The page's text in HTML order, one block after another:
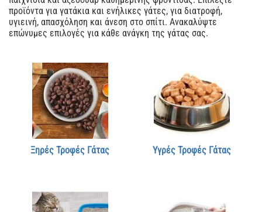
προϊόντα για γατάκια και ενήλικες γάτες, για διατροφή,
υγιεινή, απασχόληση και άνεση στο σπίτι. Ανακαλύψτε
επώνυμες επιλογές για κάθε ανάγκη της γάτας σας.
Ξηρές Τροφές Γάτας Υγρές Τροφές Γάτας